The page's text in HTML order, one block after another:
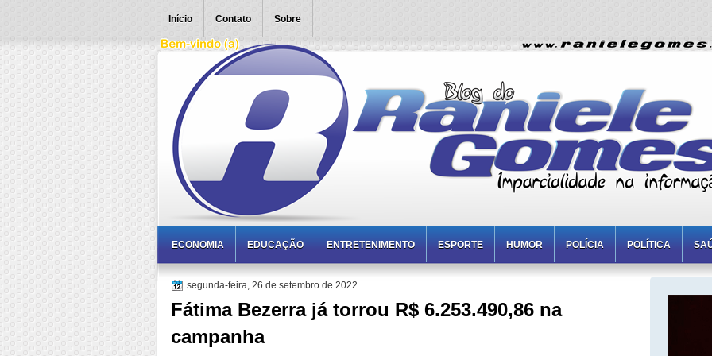
Início Contato Sobre
ECONOMIA EDUCAÇÃO ENTRETENIMENTO ESPORTE HUMOR POLÍCIA POLÍTICA
segunda-feira, 26 de setembro de 2022
Fátima Bezerra já torrou R$ 6.253.490,86 na
campanha